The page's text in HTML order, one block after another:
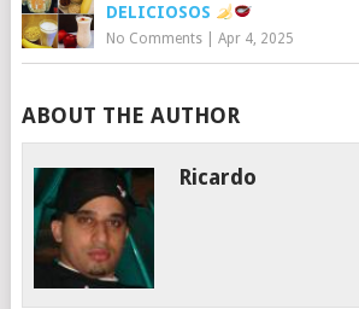
DELICIOSOS
No Comments| Apr 4, 2025
ABOUT THE AUTHOR
Ricardo